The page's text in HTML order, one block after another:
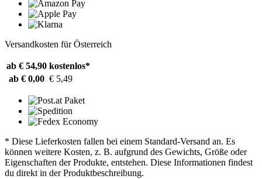
Versandkosten für Österreich
ab € 54,90 kostenlos*
ab € 0,00 € 5,49
* Diese Lieferkosten fallen bei einem Standard-Versand an. Es
können weitere Kosten, z. B. aufgrund des Gewichts, Größe oder
Eigenschaften der Produkte, entstehen. Diese Informationen findest
du direkt in der Produktbeschreibung.